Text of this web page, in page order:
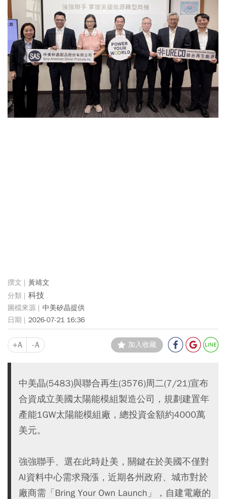
黃靖文
科技
中美矽晶提供
2026-07-21 16:36
+A -A 加入收藏
中美晶(5483)與聯合再生(3576)周二(7/21)宣布
合資成立美國太陽能模組製造公司，規劃建置年
產能1GW太陽能模組廠，總投資金額約4000萬
美元。
強強聯手、選在此時赴美，關鍵在於美國不僅對
AI資料中心需求飛漲，近期各州政府、城市對於
廠商需「Bring Your Own Launch」，自建電廠的